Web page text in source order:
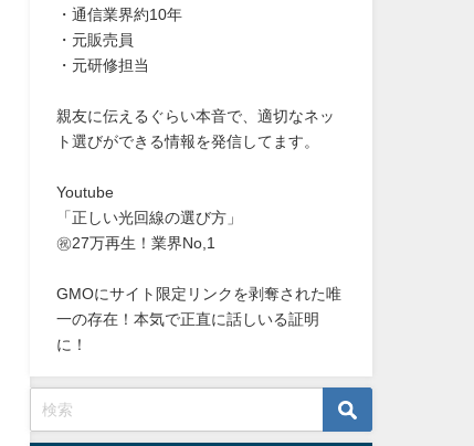
・通信業界約10年
・元販売員
・元研修担当
親友に伝えるぐらい本音で、適切なネッ
ト選びができる情報を発信してます。
Youtube
「正しい光回線の選び方」
㊗27万再生！業界No,1
GMOにサイト限定リンクを剥奪された唯
一の存在！本気で正直に話しいる証明
に！